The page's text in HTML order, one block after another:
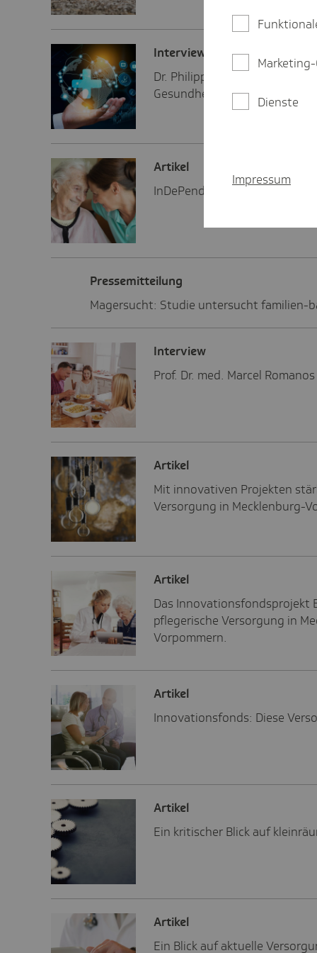
Inter­view
Dr. Philipp Henze erklärt,
Gesundheitswirtschaft für
Artikel
InDePendent: Neue Wege in
Pres­se­mit­tei­lung
Magersucht: Studie untersucht familien-
Inter­view
Prof. Dr. med. Marcel
Artikel
Mit innovativen Projekten
Versorgung in Mecklenburg-
Artikel
Das Innovationsfondsprojekt
pflegerische Versorgung in
Vorpommern.
Artikel
Innovationsfonds: Diese
Artikel
Ein kritischer Blick auf
Artikel
Ein Blick auf aktuelle
Dienste
Impressum